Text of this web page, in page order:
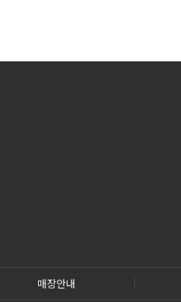
매장안내